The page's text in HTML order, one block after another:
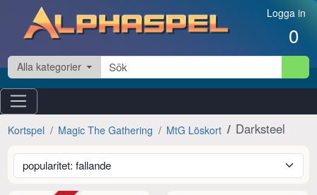
Hoppa till innehåll Logga in
0
Alla kategorier
Kortspel Magic The Gathering MtG Löskort Darksteel